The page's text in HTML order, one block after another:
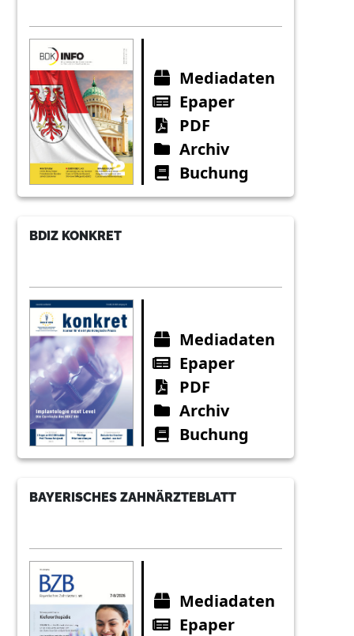
Mediadaten
Epaper
PDF
Archiv
Buchung
BDIZ KONKRET
Mediadaten
Epaper
PDF
Archiv
Buchung
BAYERISCHES ZAHNÄRZTEBLATT
Mediadaten
Epaper